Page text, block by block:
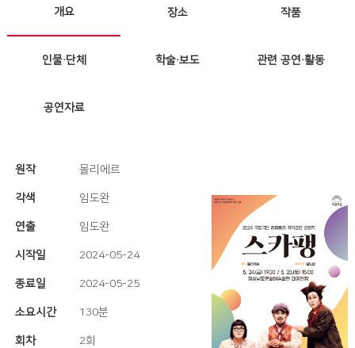
개요 장소 작품
인물·단체 학술·보도 관련 공연·활동
공연자료
원작 몰리에르
각색 임도완
연출 임도완
시작일 2024-05-24
종료일 2024-05-25
소요시간 130분
회차 2회